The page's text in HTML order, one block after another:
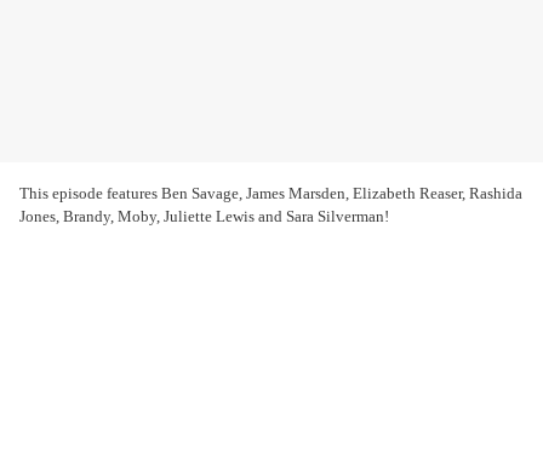
This episode features Ben Savage, James Marsden, Elizabeth Reaser, Rashida
Jones, Brandy, Moby, Juliette Lewis and Sara Silverman!